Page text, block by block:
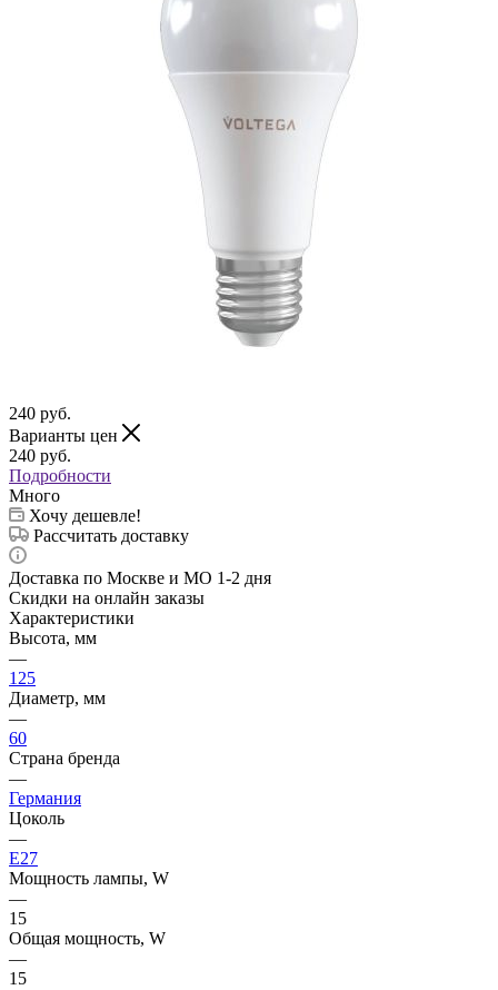
240 руб.
Варианты цен
240 руб.
Подробности
Много
Хочу дешевле!
Рассчитать доставку
Доставка по Москве и МО 1-2 дня
Скидки на онлайн заказы
Характеристики
Высота, мм
—
125
Диаметр, мм
—
60
Страна бренда
—
Германия
Цоколь
—
E27
Мощность лампы, W
—
15
Общая мощность, W
—
15